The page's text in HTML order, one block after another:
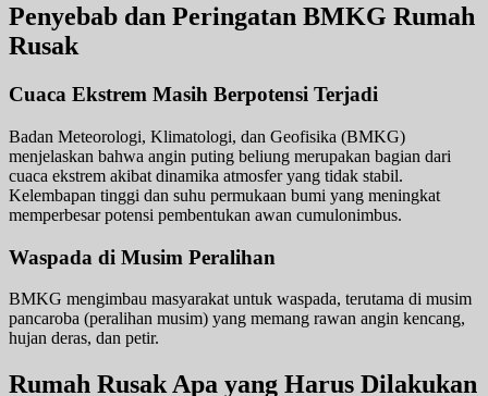
Penyebab dan Peringatan BMKG Rumah
Rusak
Cuaca Ekstrem Masih Berpotensi Terjadi
Badan Meteorologi, Klimatologi, dan Geofisika (BMKG)
menjelaskan bahwa angin puting beliung merupakan bagian dari
cuaca ekstrem akibat dinamika atmosfer yang tidak stabil.
Kelembapan tinggi dan suhu permukaan bumi yang meningkat
memperbesar potensi pembentukan awan cumulonimbus.
Waspada di Musim Peralihan
BMKG mengimbau masyarakat untuk waspada, terutama di musim
pancaroba (peralihan musim) yang memang rawan angin kencang,
hujan deras, dan petir.
Rumah Rusak Apa yang Harus Dilakukan